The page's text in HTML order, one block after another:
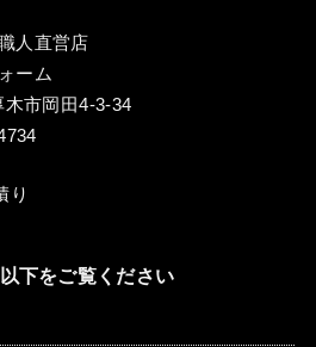
人直営店
ーム
市岡田4-3-34
下をご覧ください